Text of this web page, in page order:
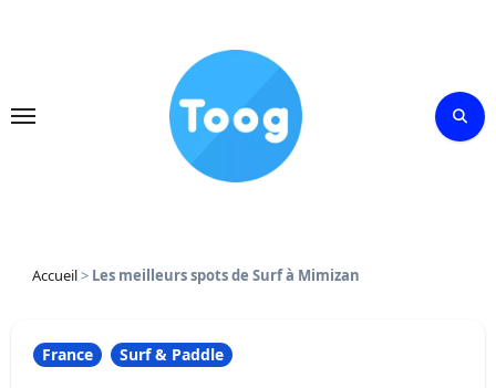
Accueil> Les meilleurs spots de Surf à Mimizan
France Surf & Paddle